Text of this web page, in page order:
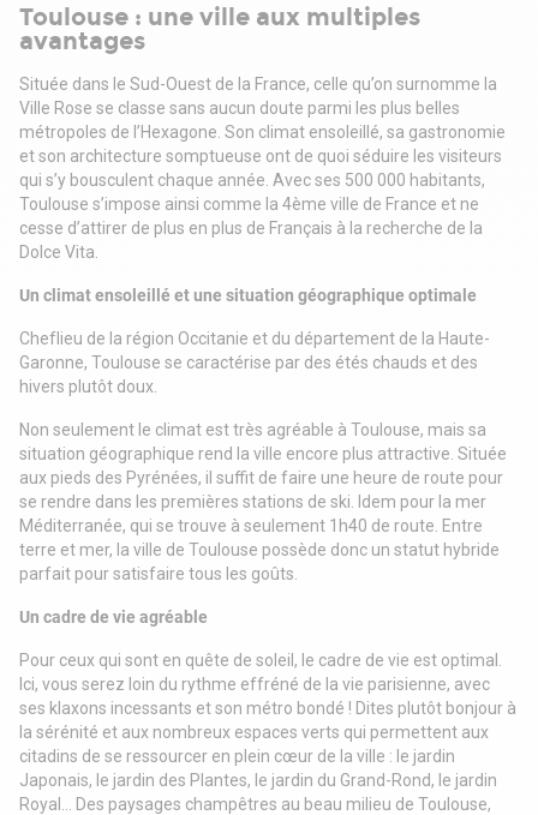
Toulouse : une ville aux multiples
avantages
Située dans le Sud-Ouest de la France, celle qu’on surnomme la
Ville Rose se classe sans aucun doute parmi les plus belles
métropoles de l’Hexagone. Son climat ensoleillé, sa gastronomie
et son architecture somptueuse ont de quoi séduire les visiteurs
qui s’y bousculent chaque année. Avec ses 500 000 habitants,
Toulouse s’impose ainsi comme la 4ème ville de France et ne
cesse d’attirer de plus en plus de Français à la recherche de la
Dolce Vita.
Un climat ensoleillé et une situation géographique optimale
Cheflieu de la région Occitanie et du département de la Haute-
Garonne, Toulouse se caractérise par des étés chauds et des
hivers plutôt doux.
Non seulement le climat est très agréable à Toulouse, mais sa
situation géographique rend la ville encore plus attractive. Située
aux pieds des Pyrénées, il suffit de faire une heure de route pour
se rendre dans les premières stations de ski. Idem pour la mer
Méditerranée, qui se trouve à seulement 1h40 de route. Entre
terre et mer, la ville de Toulouse possède donc un statut hybride
parfait pour satisfaire tous les goûts.
Un cadre de vie agréable
Pour ceux qui sont en quête de soleil, le cadre de vie est optimal.
Ici, vous serez loin du rythme effréné de la vie parisienne, avec
ses klaxons incessants et son métro bondé ! Dites plutôt bonjour à
la sérénité et aux nombreux espaces verts qui permettent aux
citadins de se ressourcer en plein cœur de la ville : le jardin
Japonais, le jardin des Plantes, le jardin du Grand-Rond, le jardin
Royal… Des paysages champêtres au beau milieu de Toulouse,